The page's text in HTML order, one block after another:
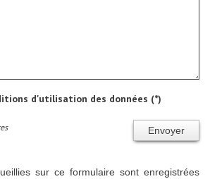
d'utilisation des données (*)
Envoyer
sur ce formulaire sont enregistrées